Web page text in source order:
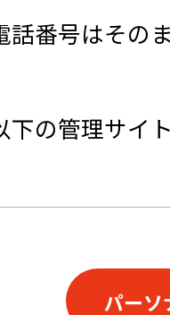
番号はその
の管理サイ
パー